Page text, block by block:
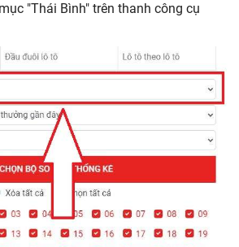
"Thái Bình" trên thanh công cụ